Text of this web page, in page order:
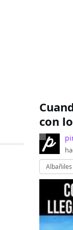
con
Albañiles